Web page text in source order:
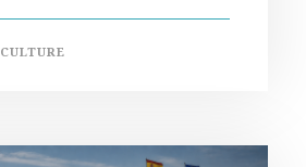
CULTURE